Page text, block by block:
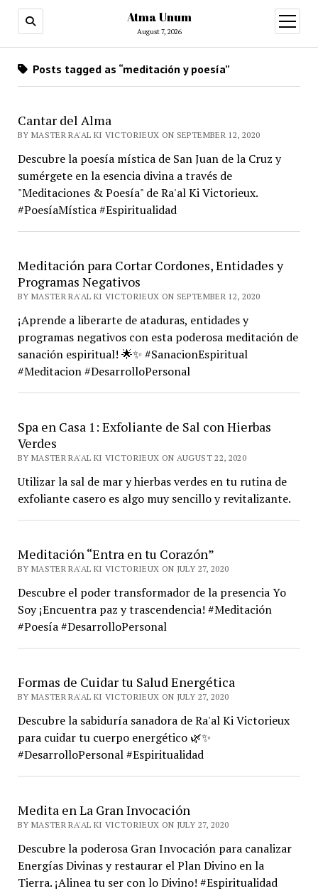
Atma Unum
August 7, 2026
open
menu
Posts tagged as “meditación y poesía”
Cantar del Alma
BY MASTER RA'AL KI VICTORIEUX ON SEPTEMBER 12, 2020
Descubre la poesía mística de San Juan de la Cruz y
sumérgete en la esencia divina a través de
"Meditaciones & Poesía" de Ra'al Ki Victorieux.
#PoesíaMística #Espiritualidad
Meditación para Cortar Cordones, Entidades y
Programas Negativos
BY MASTER RA'AL KI VICTORIEUX ON SEPTEMBER 12, 2020
¡Aprende a liberarte de ataduras, entidades y
programas negativos con esta poderosa meditación de
sanación espiritual! 🌟✨ #SanacionEspiritual
#Meditacion #DesarrolloPersonal
Spa en Casa 1: Exfoliante de Sal con Hierbas
Verdes
BY MASTER RA'AL KI VICTORIEUX ON AUGUST 22, 2020
Utilizar la sal de mar y hierbas verdes en tu rutina de
exfoliante casero es algo muy sencillo y revitalizante.
Meditación “Entra en tu Corazón”
BY MASTER RA'AL KI VICTORIEUX ON JULY 27, 2020
Descubre el poder transformador de la presencia Yo
Soy ¡Encuentra paz y trascendencia! #Meditación
#Poesía #DesarrolloPersonal
Formas de Cuidar tu Salud Energética
BY MASTER RA'AL KI VICTORIEUX ON JULY 27, 2020
Descubre la sabiduría sanadora de Ra'al Ki Victorieux
para cuidar tu cuerpo energético 🌿✨
#DesarrolloPersonal #Espiritualidad
Medita en La Gran Invocación
BY MASTER RA'AL KI VICTORIEUX ON JULY 27, 2020
Descubre la poderosa Gran Invocación para canalizar
Energías Divinas y restaurar el Plan Divino en la
Tierra. ¡Alinea tu ser con lo Divino! #Espiritualidad